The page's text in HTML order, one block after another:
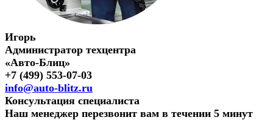
Игорь
Администратор техцентра
«Авто-Блиц»
+7 (499) 553-07-03
info@auto-blitz.ru
Консультация специалиста
Наш менеджер перезвонит вам в течении 5 минут